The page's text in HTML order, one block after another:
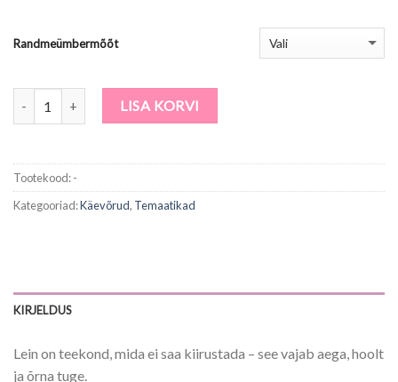
Randmeümbermõõt
LISA KORVI
Tootekood:-
Kategooriad:Käevõrud, Temaatikad
KIRJELDUS
Lein on teekond, mida ei saa kiirustada – see vajab aega, hoolt
ja õrna tuge.